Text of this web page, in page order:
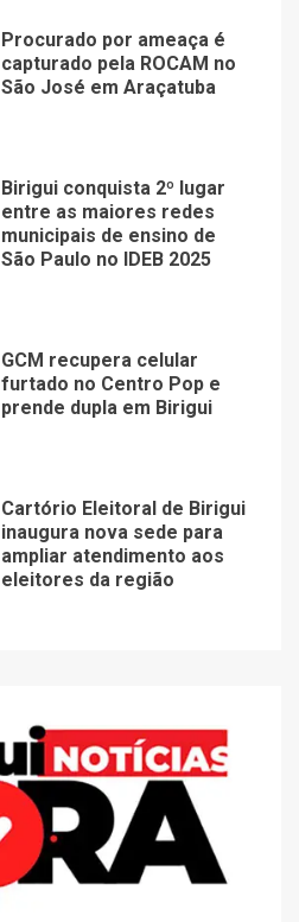
Procurado por ameaça é
capturado pela ROCAM no
São José em Araçatuba
Birigui conquista 2º lugar
entre as maiores redes
municipais de ensino de
São Paulo no IDEB 2025
GCM recupera celular
furtado no Centro Pop e
prende dupla em Birigui
Cartório Eleitoral de Birigui
inaugura nova sede para
ampliar atendimento aos
eleitores da região